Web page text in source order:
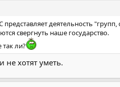
представляет деятельность
свергнуть наше государство.
ли?
не хотят уметь.